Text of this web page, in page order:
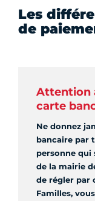
Les
de
Attention
carte
Ne donnez
bancaire par
personne qui
de la mairie
de régler par
Familles,